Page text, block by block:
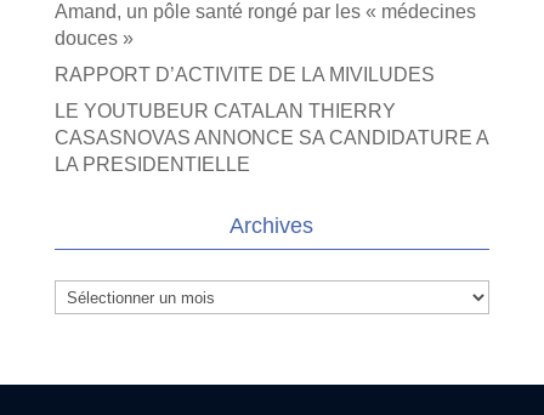
Amand, un pôle santé rongé par les « médecines
douces »
RAPPORT D’ACTIVITE DE LA MIVILUDES
LE YOUTUBEUR CATALAN THIERRY
CASASNOVAS ANNONCE SA CANDIDATURE A
LA PRESIDENTIELLE
Archives
Archives